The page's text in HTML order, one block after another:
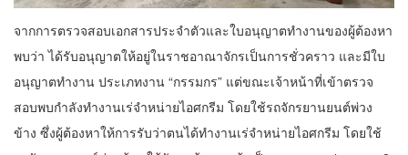
จากการตรวจสอบเอกสารประจำตัวและใบอนุญาตทำงานของผู้ต้องหา
พบว่า ได้รับอนุญาตให้อยู่ในราชอาณาจักรเป็นการชั่วคราว และมีใบ
อนุญาตทำงาน ประเภทงาน “กรรมกร” แต่ขณะเจ้าหน้าที่เข้าตรวจ
สอบพบกำลังทำงานเร่จำหน่ายไอศกรีม โดยใช้รถจักรยานยนต์พ่วง
ข้าง ซึ่งผู้ต้องหาให้การรับว่าตนได้ทำงานเร่จำหน่ายไอศกรีม โดยใช้